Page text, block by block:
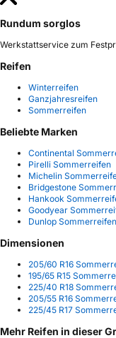
Rundum sorglos
Werkstattservice zum
Reifen
Winterreifen
Ganzjahresreifen
Sommerreifen
Beliebte Marken
Continental
Pirelli Sommerreifen
Michelin
Bridgestone
Hankook
Goodyear
Dunlop Sommerreifen
Dimensionen
205/60 R16
195/65 R15
225/40 R18
205/55 R16
225/45 R17
Mehr Reifen in dieser